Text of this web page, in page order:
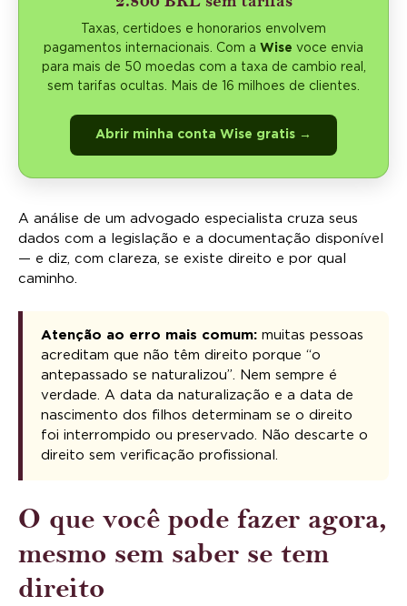
Taxas, certidoes e honorarios envolvem
pagamentos internacionais. Com a Wise voce envia
para mais de 50 moedas com a taxa de cambio real,
sem tarifas ocultas. Mais de 16 milhoes de clientes.
Abrir minha conta Wise gratis →
A análise de um advogado especialista cruza seus
dados com a legislação e a documentação disponível
— e diz, com clareza, se existe direito e por qual
caminho.
Atenção ao erro mais comum: muitas pessoas
acreditam que não têm direito porque “o
antepassado se naturalizou”. Nem sempre é
verdade. A data da naturalização e a data de
nascimento dos filhos determinam se o direito
foi interrompido ou preservado. Não descarte o
direito sem verificação profissional.
O que você pode fazer agora,
mesmo sem saber se tem
direito